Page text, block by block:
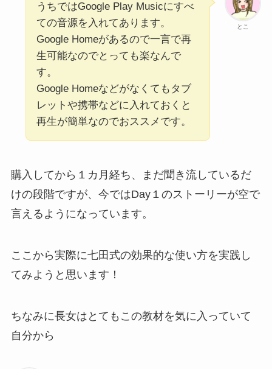
とこ
うちではGoogle Play Musicにすべ
ての音源を入れてあります。
Google Homeがあるので一言で再
生可能なのでとっても楽なんで
す。
Google Homeなどがなくてもタブ
レットや携帯などに入れておくと
再生が簡単なのでおススメです。
購入してから１カ月経ち、まだ聞き流しているだ
けの段階ですが、今ではDay１のストーリーが空で
言えるようになっています。
ここから実際に七田式の効果的な使い方を実践し
てみようと思います！
ちなみに長女はとてもこの教材を気に入っていて
自分から